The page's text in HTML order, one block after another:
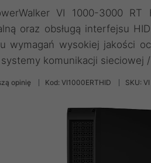
VI 1000-3000
oraz obsługą interfejsu
wymagań wysokiej jakości
komunikacji sieciowej
opinię Kod: VI1000ERTHID SKU: